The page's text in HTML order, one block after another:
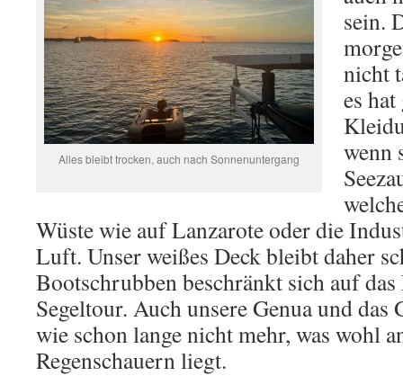
Alles bleibt trocken, auch nach Sonnenuntergang
sein.
nicht
es
wenn
Wüste wie auf Lanzarote oder die
Luft. Unser weißes Deck bleibt daher
Bootschrubben beschränkt sich auf
Segeltour. Auch unsere Genua und das
wie schon lange nicht mehr, was wohl
Regenschauern liegt.